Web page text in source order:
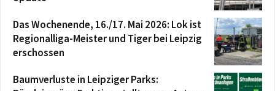
Das Wochenende, 16./17. Mai 2026: Lok ist
Regionalliga-Meister und Tiger bei Leipzig
erschossen
Baumverluste in Leipziger Parks: